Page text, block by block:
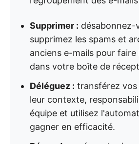
Supprimer : désabonnez-
supprimez les spams et
anciens e-mails pour faire
dans votre boîte de
Déléguez : transférez vos
leur contexte,
équipe et utilisez
gagner en efficacité.